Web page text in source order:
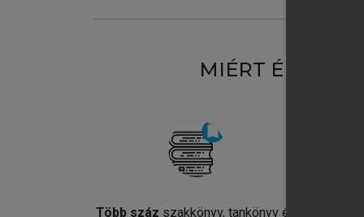
MIÉRT
Több száz szakkönyv, tankönyv és